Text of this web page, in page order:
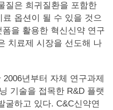
질은 희귀질환을 포함한
옵션이 될 수 있을 것으
폼을 활용한 혁신신약 연구
치료제 시장을 선도해 나
년부터 자체 연구과제
기술을 접목한 R&D 플랫
굴하고 있다. C&C신약연